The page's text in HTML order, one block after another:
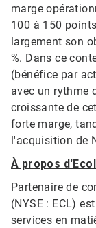
marge
100 à 150
largement son
%. Dans ce
(bénéfice par
avec un rythme
croissante de
forte marge,
l'acquisition de
À propos
Partenaire de
(NYSE : ECL)
services en